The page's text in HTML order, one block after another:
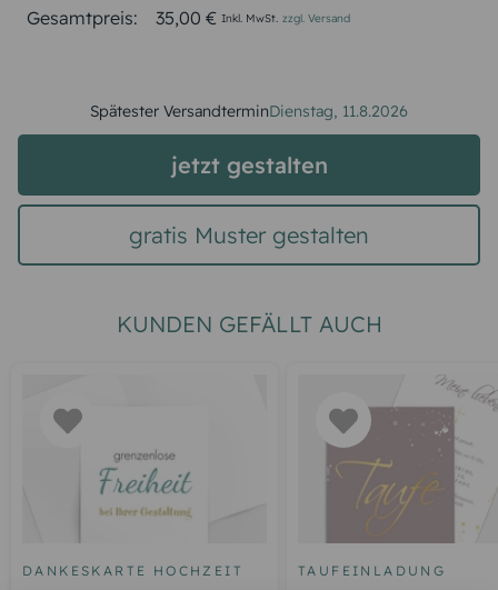
Gesamtpreis: 35,00 € Inkl. MwSt. zzgl. Versand
Spätester VersandterminDienstag, 11.8.2026
jetzt gestalten
gratis Muster gestalten
KUNDEN GEFÄLLT AUCH
DANKESKARTE HOCHZEIT TAUFEINLADUNG